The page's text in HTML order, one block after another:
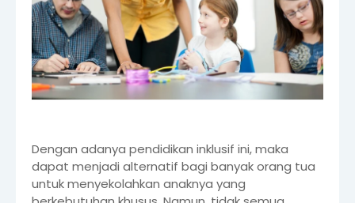
Dengan adanya pendidikan inklusif ini, maka
dapat menjadi alternatif bagi banyak orang tua
untuk menyekolahkan anaknya yang